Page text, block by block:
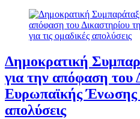
Δημοκρατική
για την απόφαση του
Ευρωπαϊκής Ένωσης
απολύσεις